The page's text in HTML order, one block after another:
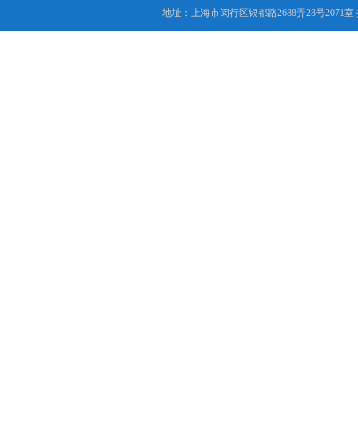
地址：上海市闵行区银都路2688弄28号2071室